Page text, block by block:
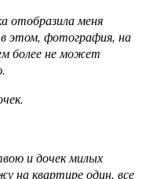
отобразила меня
этом, фотография, на
более не может
и дочек милых
на квартире один, все